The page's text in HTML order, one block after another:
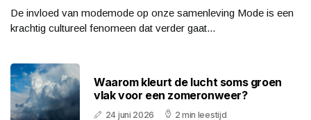
De invloed van modemode op onze samenleving Mode is een
krachtig cultureel fenomeen dat verder gaat...
Waarom kleurt de lucht soms groen
vlak voor een zomeronweer?
24 juni 2026 2 min leestijd